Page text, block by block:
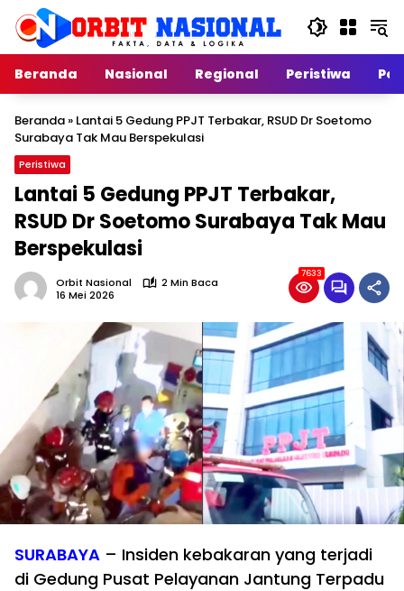
Langsung
konten
Beranda
Nasional Regional Peristiwa
Beranda» Lantai 5 Gedung PPJT Terbakar, RSUD Dr Soetomo
Surabaya Tak Mau Berspekulasi
Peristiwa
Lantai 5 Gedung PPJT Terbakar,
RSUD Dr Soetomo Surabaya Tak Mau
Berspekulasi
Orbit Nasional
2 Min Baca
16 Mei 2026
7633
SURABAYA – Insiden kebakaran yang terjadi
di Gedung Pusat Pelayanan Jantung Terpadu